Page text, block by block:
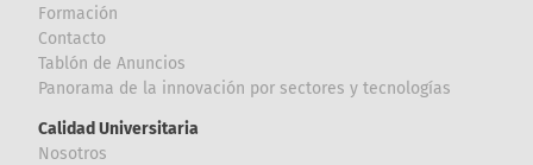
Formación
Contacto
Tablón de Anuncios
Panorama de la innovación por sectores y tecnologías
Calidad Universitaria
Nosotros